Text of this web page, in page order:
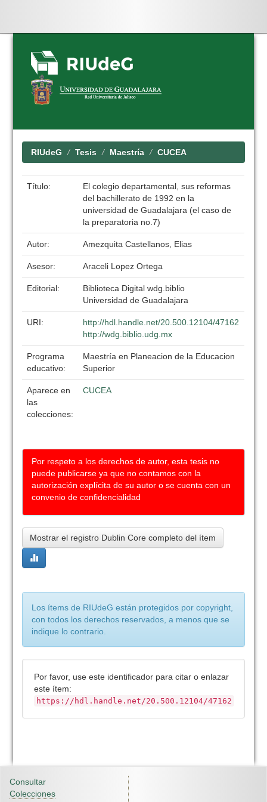
Skip
navigation
RIUdeG Tesis Maestría CUCEA
Título:
El colegio departamental, sus reformas
del bachillerato de 1992 en la
universidad de Guadalajara (el caso de
la preparatoria no.7)
Autor: Amezquita Castellanos, Elias
Asesor: Araceli Lopez Ortega
Editorial:
Biblioteca Digital wdg.biblio
Universidad de Guadalajara
URI:
http://hdl.handle.net/20.500.12104/47162
http://wdg.biblio.udg.mx
Programa
educativo:
Maestría en Planeacion de la Educacion
Superior
Aparece en
las
colecciones:
CUCEA
Por respeto a los derechos de autor, esta tesis no
puede publicarse ya que no contamos con la
autorización explícita de su autor o se cuenta con un
convenio de confidencialidad
Mostrar el registro Dublin Core completo del ítem
Los ítems de RIUdeG están protegidos por copyright,
con todos los derechos reservados, a menos que se
indique lo contrario.
Por favor, use este identificador para citar o enlazar
este ítem:
https://hdl.handle.net/20.500.12104/47162
Consultar
Colecciones